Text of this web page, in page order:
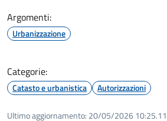
Argomenti:
Urbanizzazione
Categorie:
Catasto e urbanistica Autorizzazioni
Ultimo aggiornamento: 20/05/2026 10:25.11